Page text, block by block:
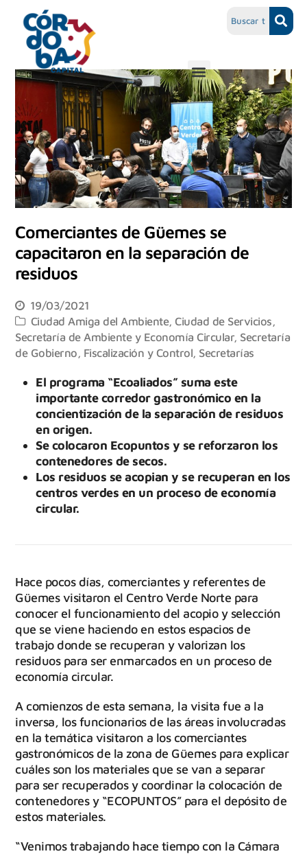
Comerciantes de Güemes se
capacitaron en la separación de
residuos
19/03/2021
Ciudad Amiga del Ambiente,Ciudad de Servicios
Secretaría de Ambiente y Economía Circular, Secretaría
de Gobierno, Fiscalización y Control Secretarías
El programa “Ecoaliados” suma este
importante corredor gastronómico en la
concientización de la separación de residuos
en origen.
Se colocaron Ecopuntos y se reforzaron los
contenedores de secos.
Los residuos se acopian y se recuperan en los
centros verdes en un proceso de economía
circular.
Hace pocos días, comerciantes y referentes de
Güemes visitaron el Centro Verde Norte para
conocer el funcionamiento del acopio y selección
que se viene haciendo en estos espacios de
trabajo donde se recuperan y valorizan los
residuos para ser enmarcados en un proceso de
economía circular.
A comienzos de esta semana, la visita fue a la
inversa, los funcionarios de las áreas involucradas
en la temática visitaron a los comerciantes
gastronómicos de la zona de Güemes para explicar
cuáles son los materiales que se van a separar
para ser recuperados y coordinar la colocación de
contenedores y “ECOPUNTOS” para el depósito de
estos materiales.
“Venimos trabajando hace tiempo con la Cámara